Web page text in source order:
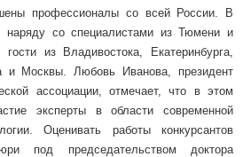
профессионалы со всей России. В
наряду со специалистами из Тюмени и
из Владивостока, Екатеринбурга,
и Москвы. Любовь Иванова, президент
ассоциации, отмечает, что в этом
эксперты в области современной
Оценивать работы конкурсантов
под председательством доктора